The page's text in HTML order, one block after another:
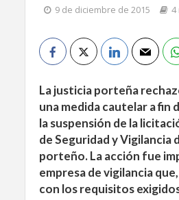
9 de diciembre de 2015 4
La justicia porteña
una medida cautelar a fin
la suspensión de la
de Seguridad y Vigilancia
porteño. La acción fue
empresa de vigilancia
con los requisitos